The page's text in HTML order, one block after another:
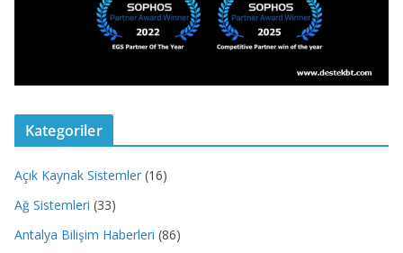
Kategoriler
Açık Kaynak Sistemler (16)
Ağ Sistemleri (33)
Antalya Bilişim Haberleri (86)